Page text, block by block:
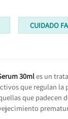
CUIDADO
30mles un
que regulan
que padecen